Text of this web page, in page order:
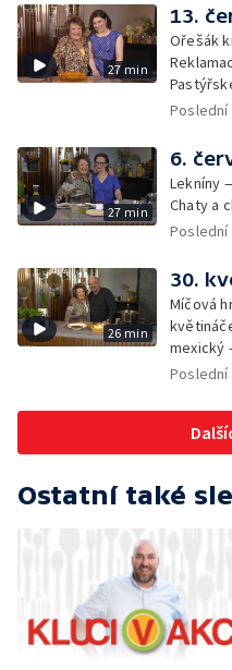
27 min
13.
Ořešák
27 min
6.
Lekníny
Chaty a
26 min
30.
Míčová
mexický
Ostatní také